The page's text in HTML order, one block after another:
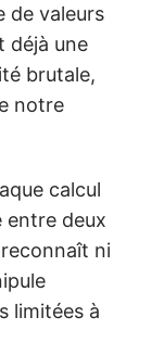
de valeurs
déjà une
brutale,
notre
calcul
entre deux
ni
limitées à